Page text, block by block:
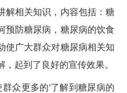
解相关知识，内容包括：糖
预防糖尿病，糖尿病的饮食
使广大群众对糖尿病相关知
起到了良好的宣传效果。
众更多的'了解到糖尿病的